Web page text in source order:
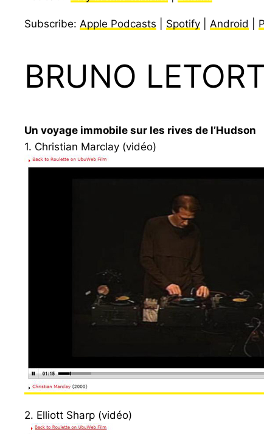
Subscribe: Apple Podcasts Spotify Android
BRUNO LETORT
Un voyage immobile sur les rives de l’Hudson
1. Christian Marclay (vidéo)
2. Elliott Sharp (vidéo)